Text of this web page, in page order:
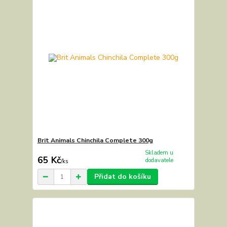
Brit Animals Chinchila Complete 300g
65 Kč/ks
Skladem u
dodavatele
Přidat do košíku